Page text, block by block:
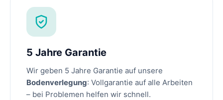
5 Jahre Garantie
Wir geben 5 Jahre Garantie auf unsere
Bodenverlegung: Vollgarantie auf alle Arbeiten
– bei Problemen helfen wir schnell.